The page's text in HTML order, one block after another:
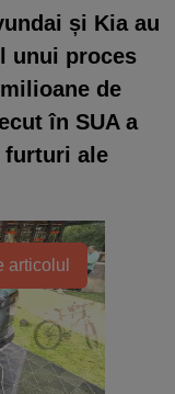
și Kia au
unui proces
de
în SUA a
furturi ale
articolul